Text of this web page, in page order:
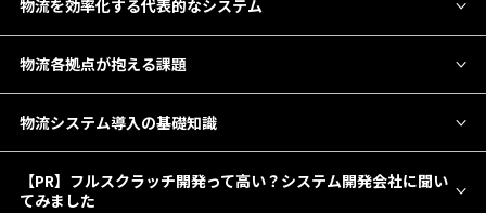
物流を効率化する代表的なシステム
物流各拠点が抱える課題
物流システム導入の基礎知識
【PR】フルスクラッチ開発って高い？システム開発会社に聞い
てみました